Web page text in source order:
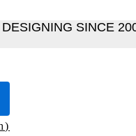
SINCE
)